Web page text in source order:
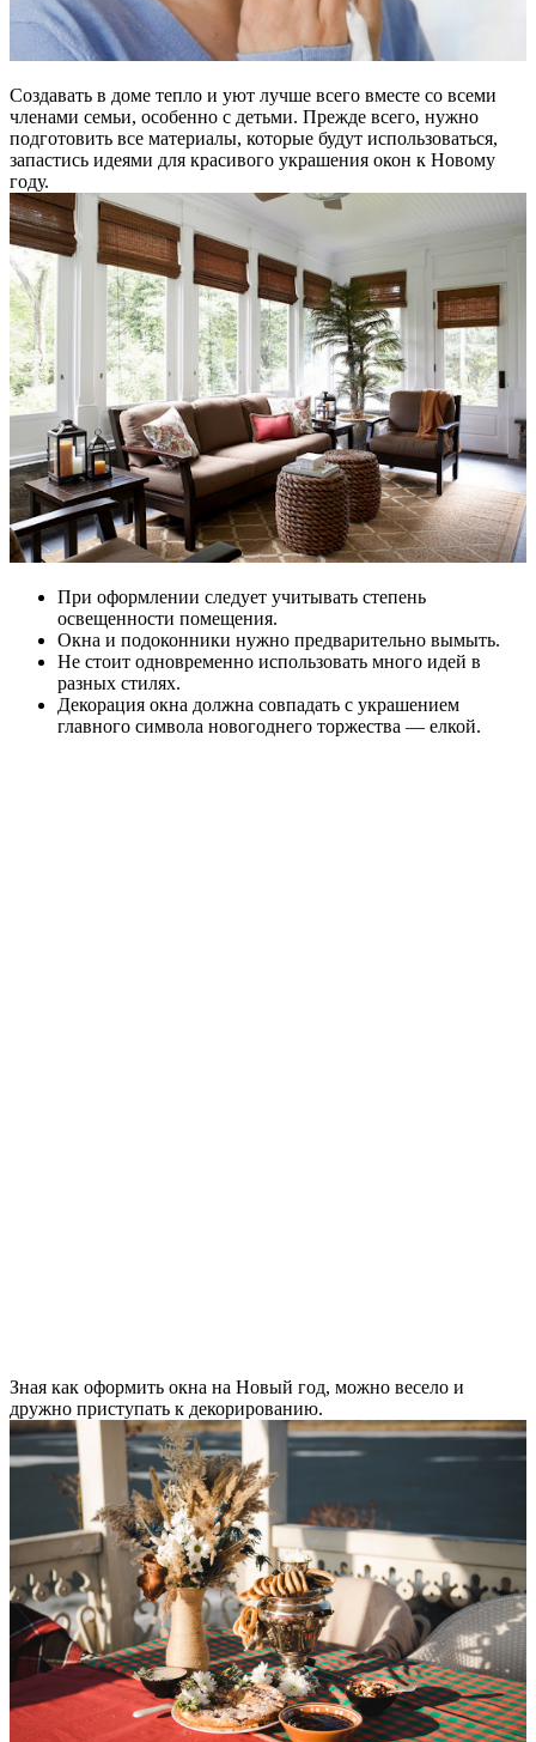
Создавать в доме тепло и уют лучше всего вместе со всеми
членами семьи, особенно с детьми. Прежде всего, нужно
подготовить все материалы, которые будут использоваться,
запастись идеями для красивого украшения окон к Новому
году.
При оформлении следует учитывать степень
освещенности помещения.
Окна и подоконники нужно предварительно вымыть.
Не стоит одновременно использовать много идей в
разных стилях.
Декорация окна должна совпадать с украшением
главного символа новогоднего торжества — елкой.
Зная как оформить окна на Новый год, можно весело и
дружно приступать к декорированию.